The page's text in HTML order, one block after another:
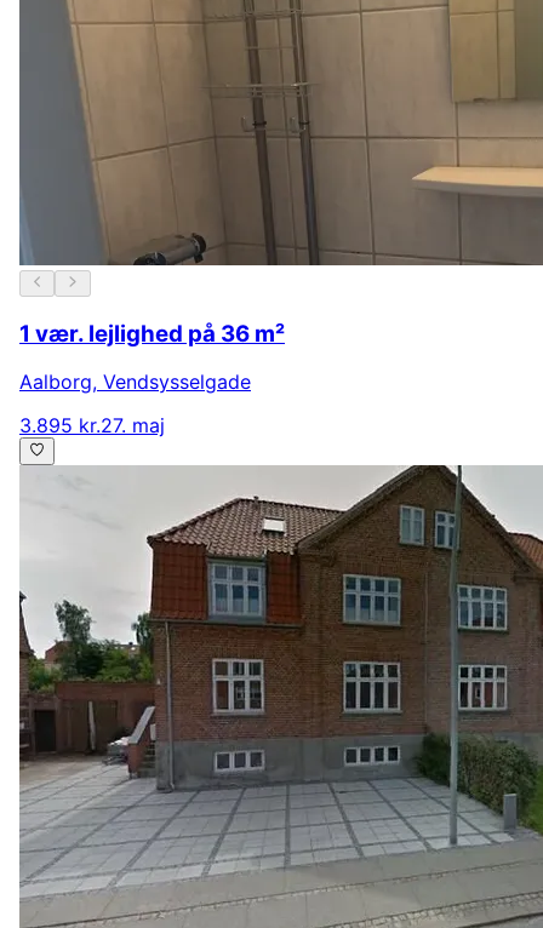
1 vær. lejlighed på 36 m²
Aalborg, Vendsysselgade
3.895 kr.27. maj